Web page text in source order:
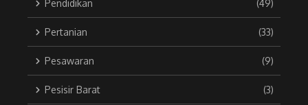
Pendidikan (49)
Pertanian (33)
Pesawaran (9)
Pesisir Barat (3)